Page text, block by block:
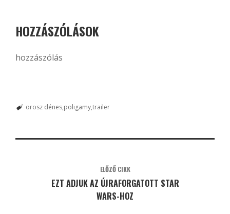
HOZZÁSZÓLÁSOK
hozzászólás
orosz dénes poligamytrailer
ELŐZŐ CIKK
EZT ADJUK AZ ÚJRAFORGATOTT STAR
WARS-HOZ